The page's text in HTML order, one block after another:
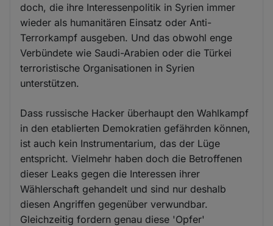
doch, die ihre Interessenpolitik in Syrien immer
wieder als humanitären Einsatz oder Anti-
Terrorkampf ausgeben. Und das obwohl enge
Verbündete wie Saudi-Arabien oder die Türkei
terroristische Organisationen in Syrien
unterstützen.
Dass russische Hacker überhaupt den Wahlkampf
in den etablierten Demokratien gefährden können,
ist auch kein Instrumentarium, das der Lüge
entspricht. Vielmehr haben doch die Betroffenen
dieser Leaks gegen die Interessen ihrer
Wählerschaft gehandelt und sind nur deshalb
diesen Angriffen gegenüber verwundbar.
Gleichzeitig fordern genau diese 'Opfer'